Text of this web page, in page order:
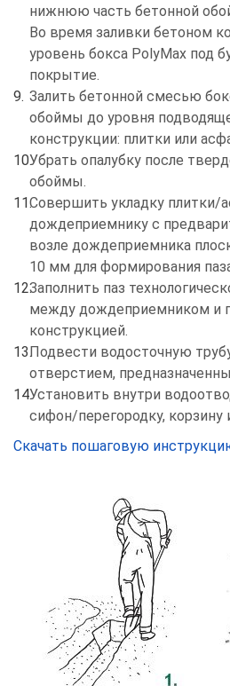
нижнюю часть бетонной
Во время заливки бетоном
уровень бокса PolyMax под
покрытие.
Залить бетонной смесью
обоймы до уровня
конструкции: плитки или
Убрать опалубку после
обоймы.
Совершить укладку плитки/
дождеприемнику с
возле дождеприемника
10 мм для формирования
Заполнить паз
между дождеприемником и
конструкцией.
Подвести водосточную
отверстием,
Установить внутри
сифон/перегородку,
Скачать пошаговую